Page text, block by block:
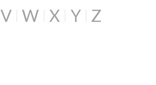
V W X Y Z